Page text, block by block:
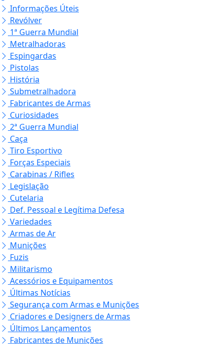
Informações Úteis
Revólver
1ª Guerra Mundial
Metralhadoras
Espingardas
Pistolas
História
Submetralhadora
Fabricantes de Armas
Curiosidades
2ª Guerra Mundial
Caça
Tiro Esportivo
Forças Especiais
Carabinas / Rifles
Legislação
Cutelaria
Def. Pessoal e Legítima Defesa
Variedades
Armas de Ar
Munições
Fuzis
Militarismo
Acessórios e Equipamentos
Últimas Notícias
Segurança com Armas e Munições
Criadores e Designers de Armas
Últimos Lançamentos
Fabricantes de Munições